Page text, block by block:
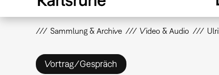
Sammlung & Archive Video & Audio
Vortrag/Gespräch